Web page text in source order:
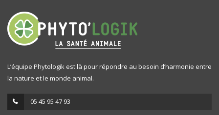
L’équipe Phytologik est là pour répondre au besoin d’harmonie entre
la nature et le monde animal.
05 45 95 47 93